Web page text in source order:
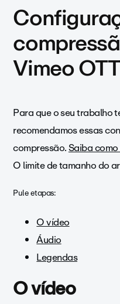
Vimeo OTT
Para que o seu trabalho
recomendamos essas
compressão.Saiba
O limite de tamanho do
Pule etapas:
O vídeo
Áudio
Legendas
O vídeo